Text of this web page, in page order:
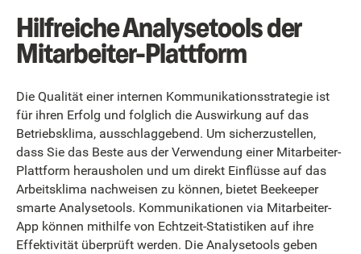
Hilfreiche Analysetools der
Mitarbeiter-Plattform
Die Qualität einer internen Kommunikationsstrategie ist
für ihren Erfolg und folglich die Auswirkung auf das
Betriebsklima, ausschlaggebend. Um sicherzustellen,
dass Sie das Beste aus der Verwendung einer Mitarbeiter-
Plattform herausholen und um direkt Einflüsse auf das
Arbeitsklima nachweisen zu können, bietet Beekeeper
smarte Analysetools. Kommunikationen via Mitarbeiter-
App können mithilfe von Echtzeit-Statistiken auf ihre
Effektivität überprüft werden. Die Analysetools geben